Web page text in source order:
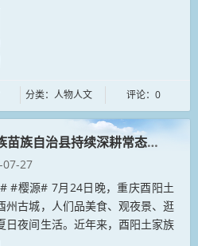
传统手工艺魅力。图为体验者展
分类：人物人文 评论：0
苗族自治县持续深耕常态化夜游
07-27
#樱源# 7月24日晚，重庆酉阳土
州古城，人们品美食、观夜景、逛
日夜间生活。近年来，酉阳土家族
常态化夜游产品，统筹日间景区